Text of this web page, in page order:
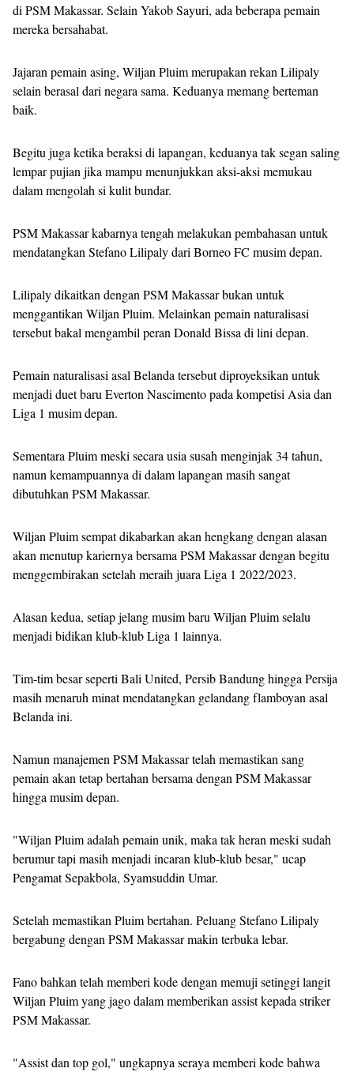
di PSM Makassar. Selain Yakob Sayuri, ada beberapa pemain
mereka bersahabat.
Jajaran pemain asing, Wiljan Pluim merupakan rekan Lilipaly
selain berasal dari negara sama. Keduanya memang berteman
baik.
Begitu juga ketika beraksi di lapangan, keduanya tak segan saling
lempar pujian jika mampu menunjukkan aksi-aksi memukau
dalam mengolah si kulit bundar.
PSM Makassar kabarnya tengah melakukan pembahasan untuk
mendatangkan Stefano Lilipaly dari Borneo FC musim depan.
Lilipaly dikaitkan dengan PSM Makassar bukan untuk
menggantikan Wiljan Pluim. Melainkan pemain naturalisasi
tersebut bakal mengambil peran Donald Bissa di lini depan.
Pemain naturalisasi asal Belanda tersebut diproyeksikan untuk
menjadi duet baru Everton Nascimento pada kompetisi Asia dan
Liga 1 musim depan.
Sementara Pluim meski secara usia susah menginjak 34 tahun,
namun kemampuannya di dalam lapangan masih sangat
dibutuhkan PSM Makassar.
Wiljan Pluim sempat dikabarkan akan hengkang dengan alasan
akan menutup kariernya bersama PSM Makassar dengan begitu
menggembirakan setelah meraih juara Liga 1 2022/2023.
Alasan kedua, setiap jelang musim baru Wiljan Pluim selalu
menjadi bidikan klub-klub Liga 1 lainnya.
Tim-tim besar seperti Bali United, Persib Bandung hingga Persija
masih menaruh minat mendatangkan gelandang flamboyan asal
Belanda ini.
Namun manajemen PSM Makassar telah memastikan sang
pemain akan tetap bertahan bersama dengan PSM Makassar
hingga musim depan.
"Wiljan Pluim adalah pemain unik, maka tak heran meski sudah
berumur tapi masih menjadi incaran klub-klub besar," ucap
Pengamat Sepakbola, Syamsuddin Umar.
Setelah memastikan Pluim bertahan. Peluang Stefano Lilipaly
bergabung dengan PSM Makassar makin terbuka lebar.
Fano bahkan telah memberi kode dengan memuji setinggi langit
Wiljan Pluim yang jago dalam memberikan assist kepada striker
PSM Makassar.
"Assist dan top gol," ungkapnya seraya memberi kode bahwa